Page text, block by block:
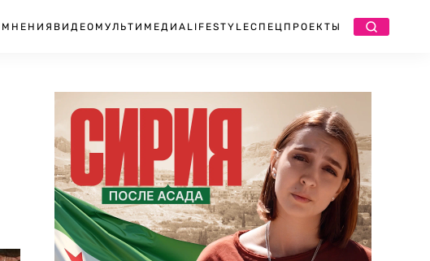
МНЕНИЯ ВИДЕО МУЛЬТИМЕДИА LIFESTYLEСПЕЦПРОЕКТЫ